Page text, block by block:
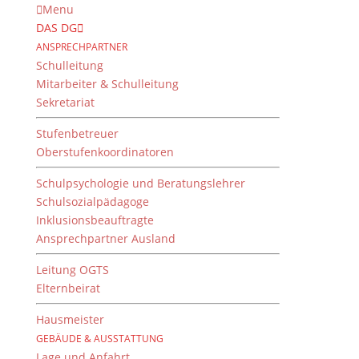
Menu
DAS DG
ANSPRECHPARTNER
Schulleitung
Mitarbeiter & Schulleitung
Sekretariat
Stufenbetreuer
Oberstufenkoordinatoren
Schulpsychologie und Beratungslehrer
Schulsozialpädagoge
Inklusionsbeauftragte
Ansprechpartner Ausland
Leitung OGTS
Elternbeirat
Hausmeister
GEBÄUDE & AUSSTATTUNG
Keiner lebt für sich allein
– vernetzt sein
vonMartin Eder|12. September 2019